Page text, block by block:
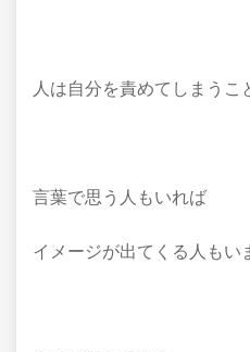
人は自分を責めてしまうこ
言葉で思う人もいれば
イメージが出てくる人もい